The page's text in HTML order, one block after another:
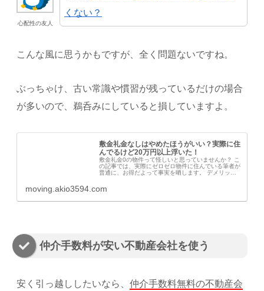
心配性の友人
くない？
こんな風に思うかもですが、全く問題ないですね。
ぶっちゃけ、古い常識や慣習が残っているだけの場合
が多いので、鵜呑みにしていると損していますよ。
敷金礼金なしはやめたほうがいい？実際に住
んでるけど20万円以上浮いた！
敷金礼金0の物件って怪しいと思っていませんか？ こ
の記事では、実際にゼロゼロ物件に住んでいる筆者が
普通に、お得だよって事実を晒します。 デメリット
moving.akio3594.com
仲介手数料が安い不動産会社を使う
安く引っ越ししたいなら、仲介手数料無料の不動産会